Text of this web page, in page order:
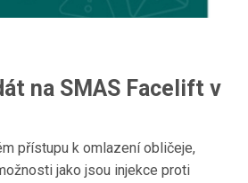
na SMAS Facelift v
přístupu k omlazení obličeje,
jako jsou injekce proti